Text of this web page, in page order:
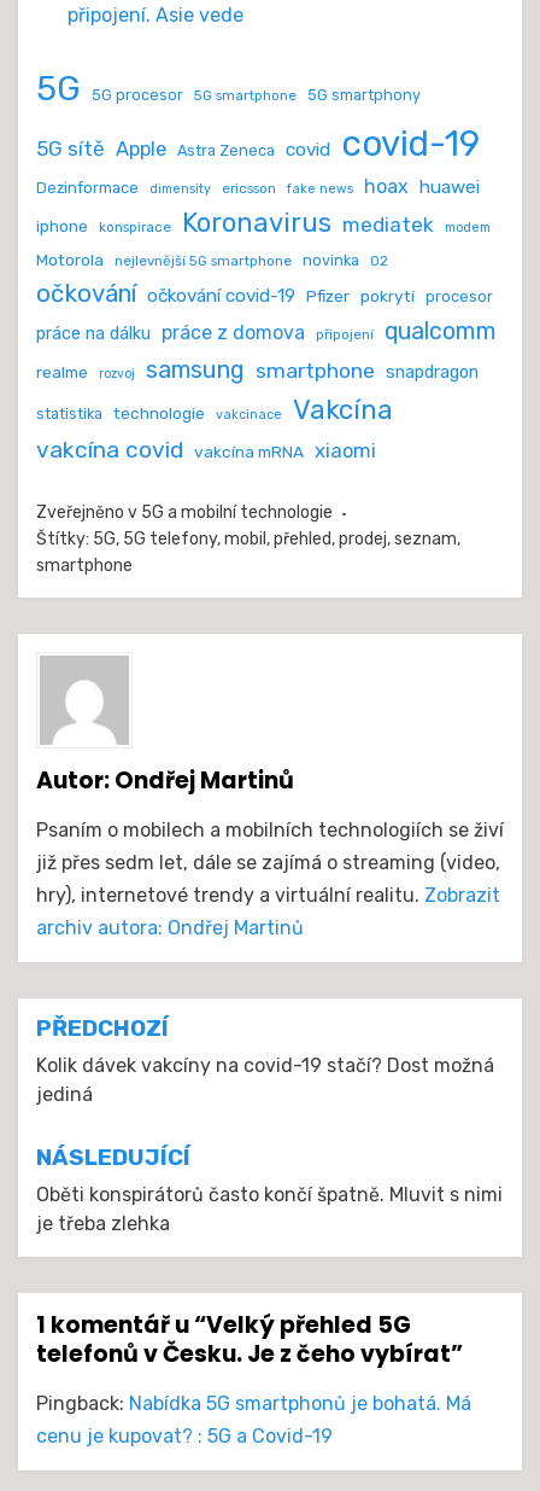
připojení. Asie vede
5G 5G procesor 5G smartphone 5G smartphony
5G sítě Apple Astra Zeneca covid covid-19
Dezinformace dimensity ericsson fake news hoax huawei
iphone konspirace Koronavirus mediatek modem
Motorola nejlevnější 5G smartphone novinka O2
očkování očkování covid-19 Pfizer pokrytí procesor
práce na dálku práce z domova připojení qualcomm
realme rozvoj samsung smartphone snapdragon
statistika technologie vakcinace Vakcína
vakcína covid vakcína mRNA xiaomi
Zveřejněno v 5G a mobilní technologie
Štítky: 5G, 5G telefony,mobil ,přehled,prodej,seznam,
smartphone
Autor:Ondřej Martinů
Psaním o mobilech a mobilních technologiích se živí
již přes sedm let, dále se zajímá o streaming (video,
hry), internetové trendy a virtuální realitu. Zobrazit
archiv autora: Ondřej Martinů
Navigace
pro
příspěvek
PŘEDCHOZÍ
Kolik dávek vakcíny na covid-19 stačí? Dost možná
jediná
NÁSLEDUJÍCÍ
Oběti konspirátorů často končí špatně. Mluvit s nimi
je třeba zlehka
1 komentář u “Velký přehled 5G
telefonů v Česku. Je z čeho vybírat”
Pingback: Nabídka 5G smartphonů je bohatá. Má
cenu je kupovat? : 5G a Covid-19